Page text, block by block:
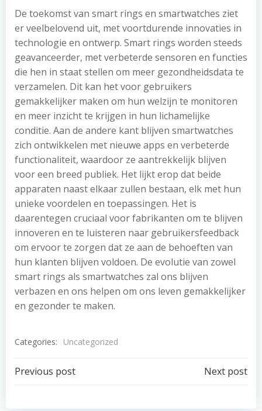
De toekomst van smart rings en smartwatches ziet
er veelbelovend uit, met voortdurende innovaties in
technologie en ontwerp. Smart rings worden steeds
geavanceerder, met verbeterde sensoren en functies
die hen in staat stellen om meer gezondheidsdata te
verzamelen. Dit kan het voor gebruikers
gemakkelijker maken om hun welzijn te monitoren
en meer inzicht te krijgen in hun lichamelijke
conditie. Aan de andere kant blijven smartwatches
zich ontwikkelen met nieuwe apps en verbeterde
functionaliteit, waardoor ze aantrekkelijk blijven
voor een breed publiek. Het lijkt erop dat beide
apparaten naast elkaar zullen bestaan, elk met hun
unieke voordelen en toepassingen. Het is
daarentegen cruciaal voor fabrikanten om te blijven
innoveren en te luisteren naar gebruikersfeedback
om ervoor te zorgen dat ze aan de behoeften van
hun klanten blijven voldoen. De evolutie van zowel
smart rings als smartwatches zal ons blijven
verbazen en ons helpen om ons leven gemakkelijker
en gezonder te maken.
Categories: Uncategorized
Post
Previous post Next post